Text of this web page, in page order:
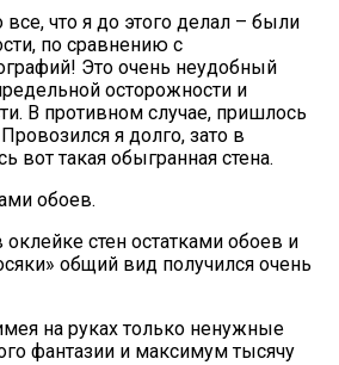
все, что я до этого делал – были
по сравнению с
Это очень неудобный
осторожности и
В противном случае, пришлось
я долго, зато в
вот такая обыгранная стена.
оклейке стен остатками обоев и
общий вид получился очень
на руках только ненужные
фантазии и максимум тысячу